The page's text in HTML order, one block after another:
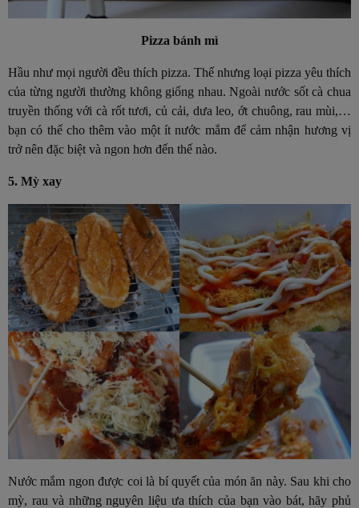
Pizza bánh mì
Hầu như mọi người đều thích pizza. Thế nhưng loại pizza yêu thích
của từng người thường không giống nhau. Ngoài nước sốt cà chua
truyền thống với cà rốt tươi, củ cải, dưa leo, ớt chuông, rau mùi,…
bạn có thể cho thêm vào một ít nước mắm để cảm nhận hương vị
trở nên đặc biệt và ngon hơn đến thế nào.
5. Mỳ xay
Nước mắm ngon được coi là bí quyết của món ăn này. Sau khi cho
mỳ, rau và những nguyên liệu ưa thích của bạn vào bát, hãy phủ